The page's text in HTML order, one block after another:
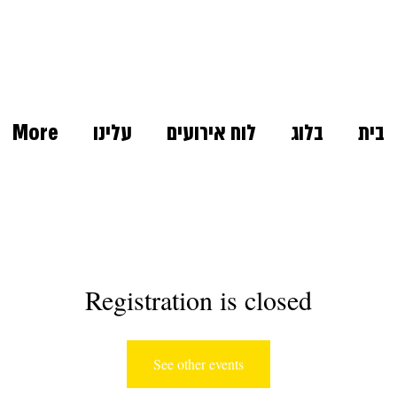
בית בלוג לוח אירועים עלינו More
Registration is closed
See other events